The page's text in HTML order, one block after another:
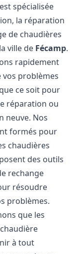
spécialisée
la réparation
de chaudières
ville de Fécamp.
rapidement
problèmes
ce soit pour
réparation ou
neuve. Nos
formés pour
chaudières
des outils
rechange
résoudre
problèmes.
que les
à tout